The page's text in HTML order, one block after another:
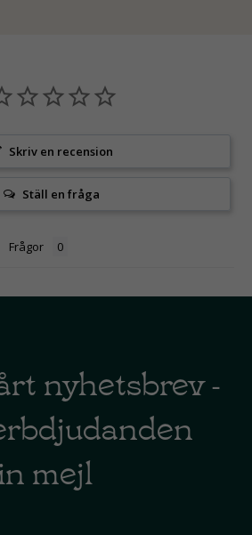
Skriv en recension
Ställ en fråga
Frågor
nyhetsbrev -
mejl